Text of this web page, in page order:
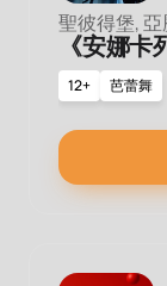
聖彼得堡,
《安娜卡
12+ 芭蕾舞